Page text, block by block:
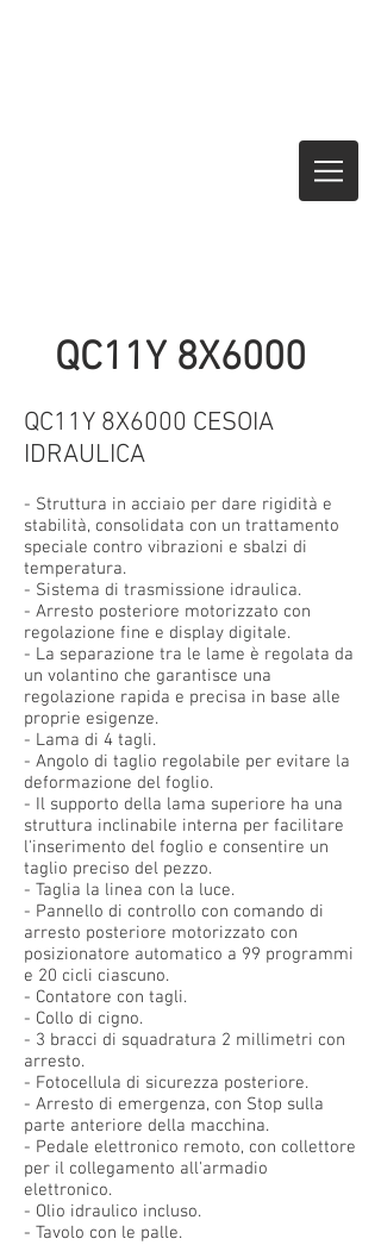
QC11Y 8X6000
QC11Y 8X6000 CESOIA
IDRAULICA
- Struttura in acciaio per dare rigidità e
stabilità, consolidata con un trattamento
speciale contro vibrazioni e sbalzi di
temperatura.
- Sistema di trasmissione idraulica.
- Arresto posteriore motorizzato con
regolazione fine e display digitale.
- La separazione tra le lame è regolata da
un volantino che garantisce una
regolazione rapida e precisa in base alle
proprie esigenze.
- Lama di 4 tagli.
- Angolo di taglio regolabile per evitare la
deformazione del foglio.
- Il supporto della lama superiore ha una
struttura inclinabile interna per facilitare
l'inserimento del foglio e consentire un
taglio preciso del pezzo.
- Taglia la linea con la luce.
- Pannello di controllo con comando di
arresto posteriore motorizzato con
posizionatore automatico a 99 programmi
e 20 cicli ciascuno.
- Contatore con tagli.
- Collo di cigno.
- 3 bracci di squadratura 2 millimetri con
arresto.
- Fotocellula di sicurezza posteriore.
- Arresto di emergenza, con Stop sulla
parte anteriore della macchina.
- Pedale elettronico remoto, con collettore
per il collegamento all'armadio
elettronico.
- Olio idraulico incluso.
- Tavolo con le palle.